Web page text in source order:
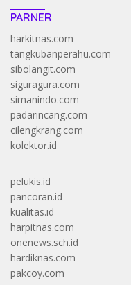
PARNER
harkitnas.com
tangkubanperahu.com
sibolangit.com
siguragura.com
simanindo.com
padarincang.com
cilengkrang.com
kolektor.id
pelukis.id
pancoran.id
kualitas.id
harpitnas.com
onenews.sch.id
hardiknas.com
pakcoy.com